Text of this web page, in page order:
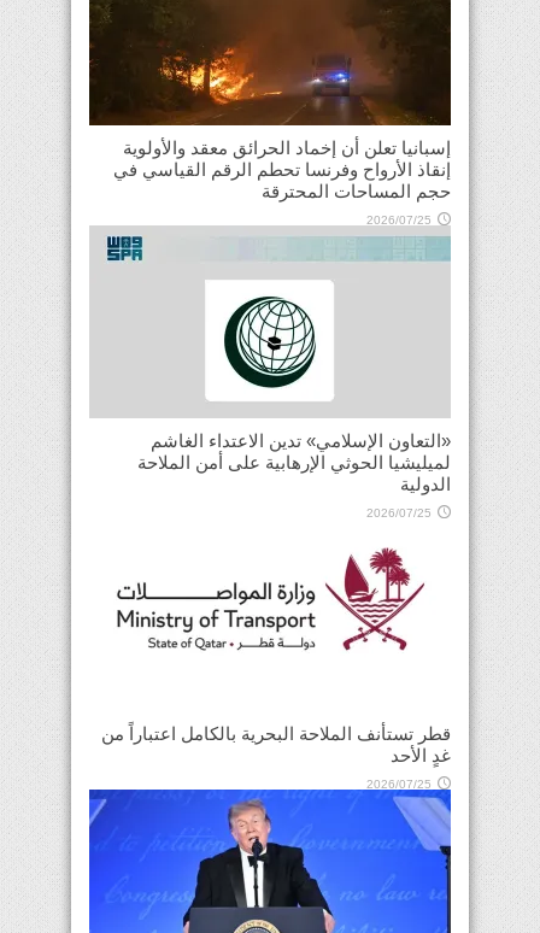
إسبانيا تعلن أن إخماد الحرائق معقد والأولوية
إنقاذ الأرواح وفرنسا تحطم الرقم القياسي في
حجم المساحات المحترقة
2026/07/25
«التعاون الإسلامي» تدين الاعتداء الغاشم
لميليشيا الحوثي الإرهابية على أمن الملاحة
الدولية
2026/07/25
قطر تستأنف الملاحة البحرية بالكامل اعتباراً من
غدٍ الأحد
2026/07/25